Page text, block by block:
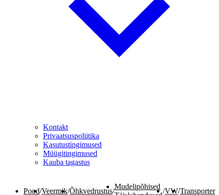
Kontakt
Privaatsuspoliitika
Kasutustingimused
Müügitingimused
Kauba tagastus
Pood/Veermik/Õhkvedrustus/
Mudelipõhised
/VW/Transporter